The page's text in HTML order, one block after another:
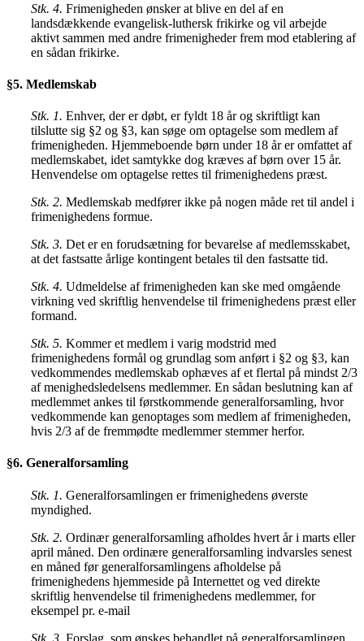
Stk. 4. Frimenigheden ønsker at blive en del af en
landsdækkende evangelisk-luthersk frikirke og vil arbejde
aktivt sammen med andre frimenigheder frem mod etablering af
en sådan frikirke.
§5. Medlemskab
Stk. 1. Enhver, der er døbt, er fyldt 18 år og skriftligt kan
tilslutte sig §2 og §3, kan søge om optagelse som medlem af
frimenigheden. Hjemmeboende børn under 18 år er omfattet af
medlemskabet, idet samtykke dog kræves af børn over 15 år.
Henvendelse om optagelse rettes til frimenighedens præst.
Stk. 2. Medlemskab medfører ikke på nogen måde ret til andel i
frimenighedens formue.
Stk. 3. Det er en forudsætning for bevarelse af medlemsskabet,
at det fastsatte årlige kontingent betales til den fastsatte tid.
Stk. 4. Udmeldelse af frimenigheden kan ske med omgående
virkning ved skriftlig henvendelse til frimenighedens præst eller
formand.
Stk. 5. Kommer et medlem i varig modstrid med
frimenighedens formål og grundlag som anført i §2 og §3, kan
vedkommendes medlemskab ophæves af et flertal på mindst 2/3
af menighedsledelsens medlemmer. En sådan beslutning kan af
medlemmet ankes til førstkommende generalforsamling, hvor
vedkommende kan genoptages som medlem af frimenigheden,
hvis 2/3 af de fremmødte medlemmer stemmer herfor.
§6. Generalforsamling
Stk. 1. Generalforsamlingen er frimenighedens øverste
myndighed.
Stk. 2. Ordinær generalforsamling afholdes hvert år i marts eller
april måned. Den ordinære generalforsamling indvarsles senest
en måned før generalforsamlingens afholdelse på
frimenighedens hjemmeside på Internettet og ved direkte
skriftlig henvendelse til frimenighedens medlemmer, for
eksempel pr. e-mail
Stk. 3. Forslag, som ønskes behandlet på generalforsamlingen,